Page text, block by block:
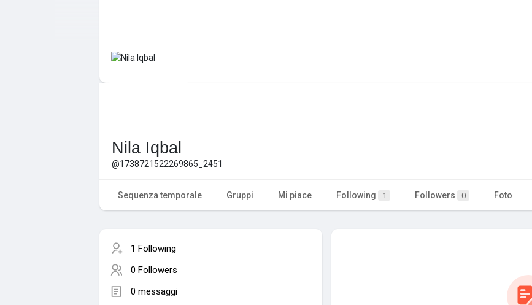
Nila Iqbal
@1738721522269865_2451
Sequenza temporale Gruppi Mi piace Following 1 Followers 0 Foto
1 Following
0 Followers
0 messaggi